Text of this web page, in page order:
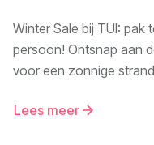
Winter Sale bij TUI: pak
persoon! Ontsnap aan
voor een zonnige
De winterzon brengt je
Lees meer